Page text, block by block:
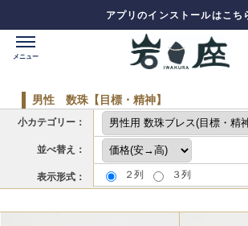
アプリのインストールはこち
男性 数珠【目標・精神】
小カテゴリー：
並べ替え：
表示形式： ２列 ３列